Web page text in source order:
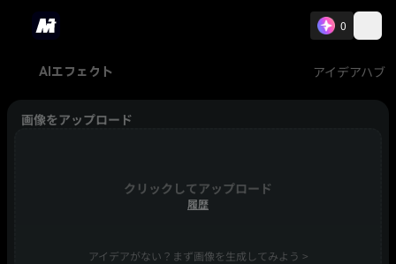
0
AIエフェクト アイデアハブ
画像をアップロード
クリックしてアップロード
履歴
アイデアがない？まず画像を生成してみよう >